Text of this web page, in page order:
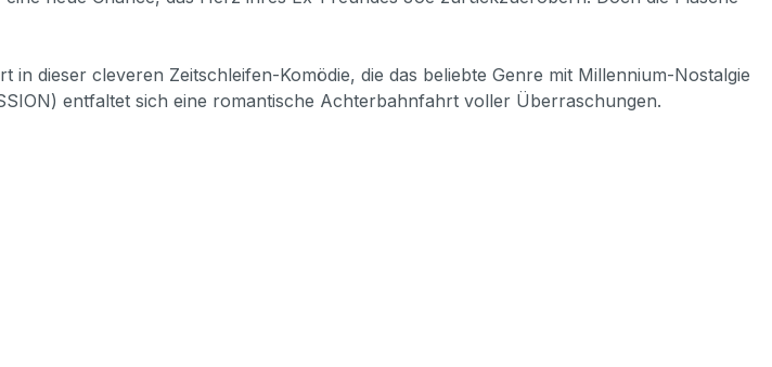
dieser cleveren Zeitschleifen-Komödie, die das beliebte Genre mit Millennium-Nostalgie
entfaltet sich eine romantische Achterbahnfahrt voller Überraschungen.